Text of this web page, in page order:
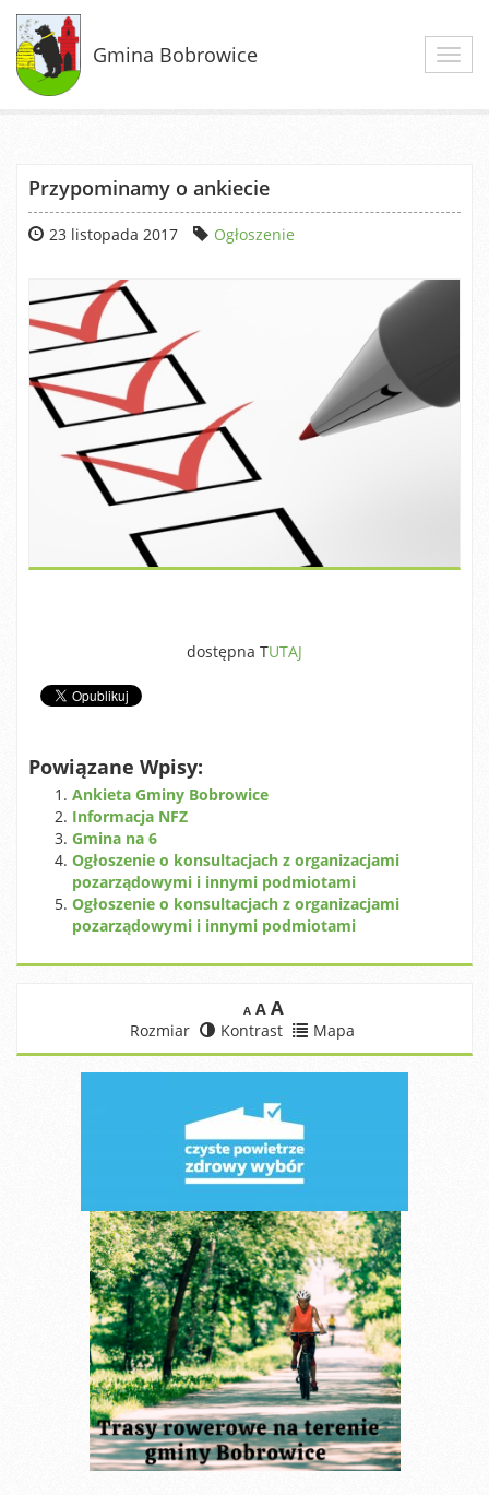
Gmina Bobrowice
Przypominamy o ankiecie
23 listopada 2017 Ogłoszenie
dostępna TUTAJ
Powiązane Wpisy:
Ankieta Gminy Bobrowice
Informacja NFZ
Gmina na 6
Ogłoszenie o konsultacjach z organizacjami
pozarządowymi i innymi podmiotami
Ogłoszenie o konsultacjach z organizacjami
pozarządowymi i innymi podmiotami
A A A
Rozmiar Kontrast Mapa